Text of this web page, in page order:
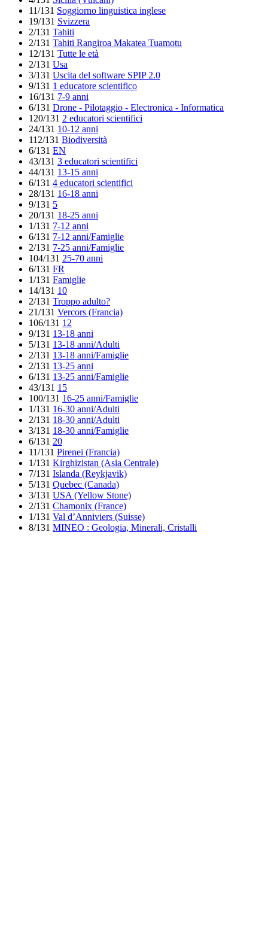
11/131 Soggiorno linguistica inglese
19/131 Svizzera
2/131 Tahiti
2/131 Tahiti Rangiroa Makatea Tuamotu
12/131 Tutte le età
2/131 Usa
3/131 Uscita del software SPIP 2.0
9/131 1 educatore scientifico
16/131 7-9 anni
6/131 Drone - Pilotaggio - Electronica - Informatica
120/131 2 educatori scientifici
24/131 10-12 anni
112/131 Biodiversità
6/131 EN
43/131 3 educatori scientifici
44/131 13-15 anni
6/131 4 educatori scientifici
28/131 16-18 anni
9/131 5
20/131 18-25 anni
1/131 7-12 anni
6/131 7-12 anni/Famiglie
2/131 7-25 anni/Famiglie
104/131 25-70 anni
6/131 FR
1/131 Famiglie
14/131 10
2/131 Troppo adulto?
21/131 Vercors (Francia)
106/131 12
9/131 13-18 anni
5/131 13-18 anni/Adulti
2/131 13-18 anni/Famiglie
2/131 13-25 anni
6/131 13-25 anni/Famiglie
43/131 15
100/131 16-25 anni/Famiglie
1/131 16-30 anni/Adulti
2/131 18-30 anni/Adulti
3/131 18-30 anni/Famiglie
6/131 20
11/131 Pirenei (Francia)
1/131 Kirghizistan (Asia Centrale)
7/131 Islanda (Reykjavik)
5/131 Quebec (Canada)
3/131 USA (Yellow Stone)
2/131 Chamonix (France)
1/131 Val d’Anniviers (Suisse)
8/131 MINEO : Geologia, Minerali, Cristalli